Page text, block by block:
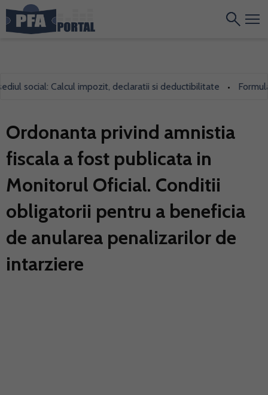
social: Calcul impozit, declaratii si deductibilitate •
Ordonanta privind amnistia
fiscala a fost publicata in
Monitorul Oficial. Conditii
obligatorii pentru a beneficia
de anularea penalizarilor de
intarziere